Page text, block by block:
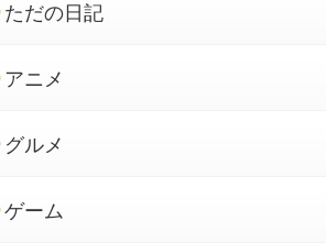
ただの日記
アニメ
グルメ
ゲーム